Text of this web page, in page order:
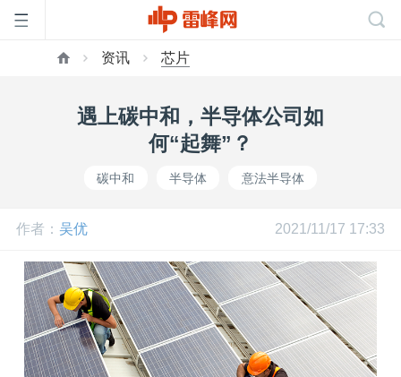
网
公
资讯 芯片
遇上碳中和，半导体公司如
何“起舞”？
碳中和 半导体 意法半导体
作者： 吴优 2021/11/17 17:33